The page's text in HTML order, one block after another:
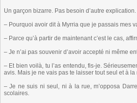
Un garçon bizarre. Pas besoin d’autre
– Pourquoi avoir dit à Myrria que je passais mes
– Parce qu’à partir de maintenant c’est le cas,
– Je n’ai pas souvenir d’avoir accepté ni même
– Et bien voilà, tu l’as entendu, fis-je.
avis. Mais je ne vais pas te laisser tout seul et à
– Je ne suis ni seul, ni à la rue, m’opposa
scolaires.